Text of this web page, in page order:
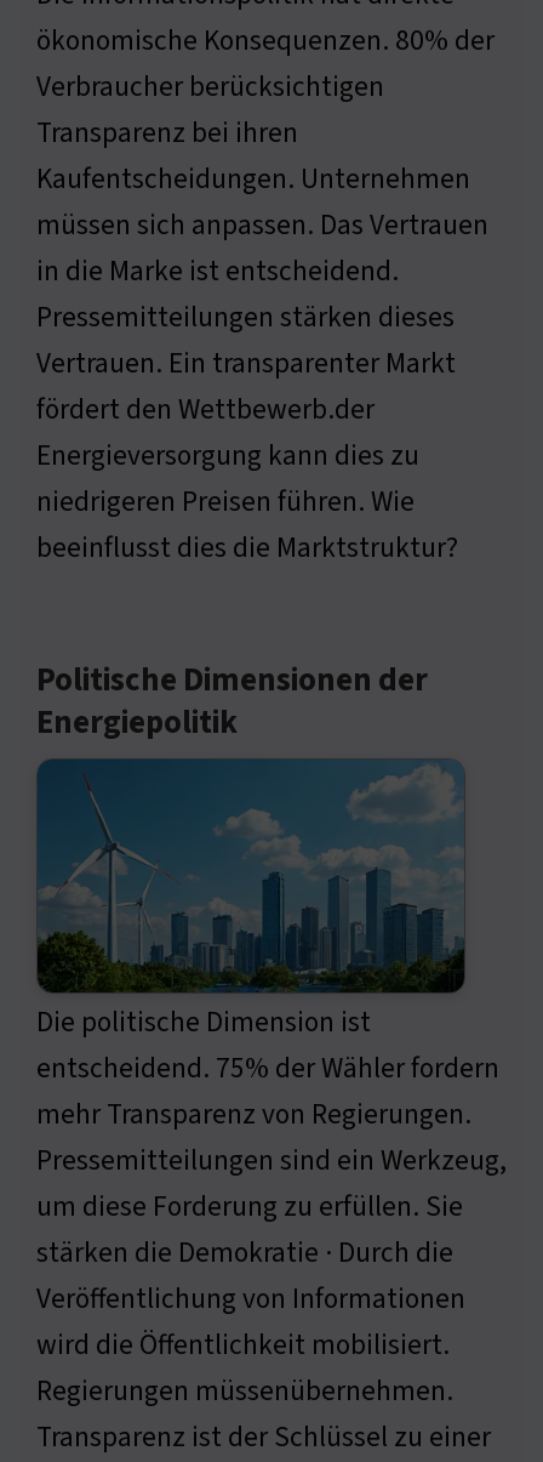
ökonomische Konsequenzen. 80% der
Verbraucher berücksichtigen
Transparenz bei ihren
Kaufentscheidungen. Unternehmen
müssen sich anpassen. Das Vertrauen
in die Marke ist entscheidend.
Pressemitteilungen stärken dieses
Vertrauen. Ein transparenter Markt
fördert den Wettbewerb.der
Energieversorgung kann dies zu
niedrigeren Preisen führen. Wie
beeinflusst dies die Marktstruktur?
Politische Dimensionen der
Energiepolitik
Die politische Dimension ist
entscheidend. 75% der Wähler fordern
mehr Transparenz von Regierungen.
Pressemitteilungen sind ein Werkzeug,
um diese Forderung zu erfüllen. Sie
stärken die Demokratie · Durch die
Veröffentlichung von Informationen
wird die Öffentlichkeit mobilisiert.
Regierungen müssenübernehmen.
Transparenz ist der Schlüssel zu einer